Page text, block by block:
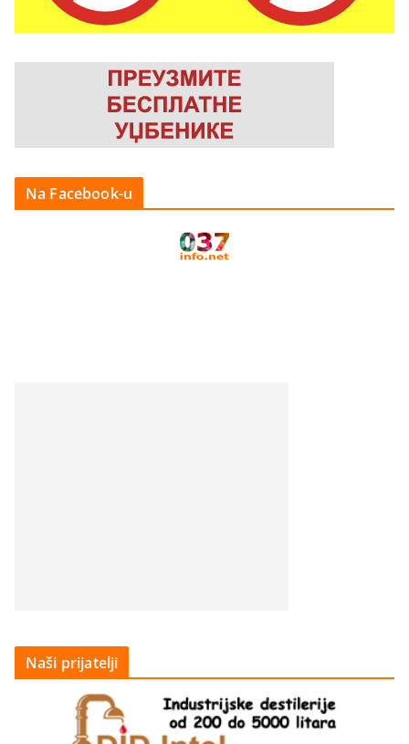
Na Facebook-u
Naši prijatelji